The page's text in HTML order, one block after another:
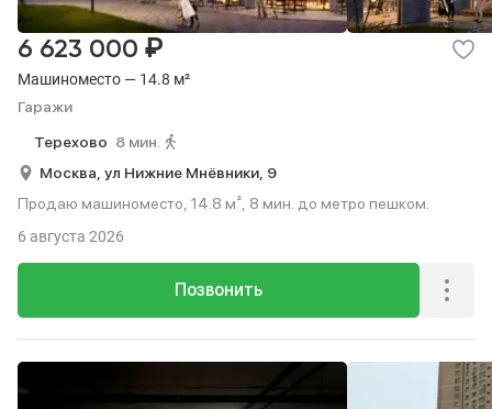
Машиноместо — 14.8 м²
Гаражи
6 623 000 ₽
Терехово 8 мин.
Москва, ул Нижние Мнёвники, 9
Продаю машиноместо, 14.8 м², 8 мин. до метро пешком.
Позвонить
6 августа 2026